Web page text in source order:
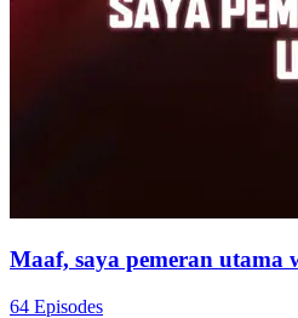
Maaf, saya pemeran utama
64 Episodes